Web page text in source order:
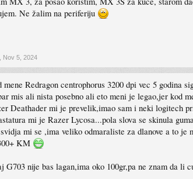
Ne žalim na periferiju
Nov 5, 2024
mene Redragon centrophorus 3200 dpi vec 5 godina
mis ali nista posebno ali eto meni je legao,jer kod
Deathader mi je prevelik,imao sam i neki logitech
mi je Razer Lycosa...pola slova se skinula
mi se ,ima veliko odmaraliste za dlanove a to je
KM
G703 nije bas lagan,ima oko 100gr,pa ne znam da li